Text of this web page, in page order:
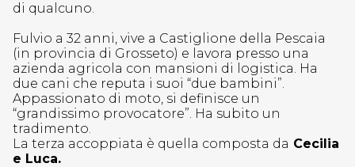
di qualcuno.
Fulvio a 32 anni, vive a Castiglione della Pescaia
(in provincia di Grosseto) e lavora presso una
azienda agricola con mansioni di logistica. Ha
due cani che reputa i suoi “due bambini”.
Appassionato di moto, si definisce un
“grandissimo provocatore”. Ha subito un
tradimento.
La terza accoppiata è quella composta da Cecilia
e Luca.